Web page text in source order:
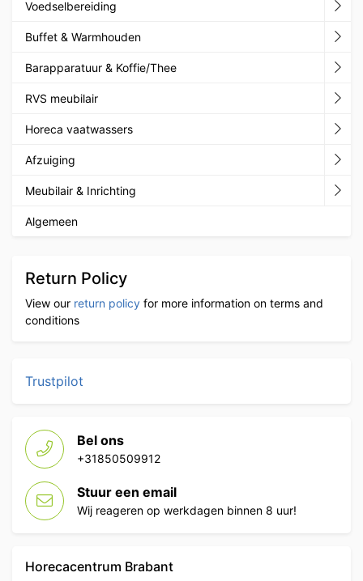
Voedselbereiding
Buffet & Warmhouden
Barapparatuur & Koffie/Thee
RVS meubilair
Horeca vaatwassers
Afzuiging
Meubilair & Inrichting
Algemeen
Return Policy
View our return policy for more information on terms and
conditions
Trustpilot
Bel ons
+31850509912
Stuur een email
Wij reageren op werkdagen binnen 8 uur!
Horecacentrum Brabant